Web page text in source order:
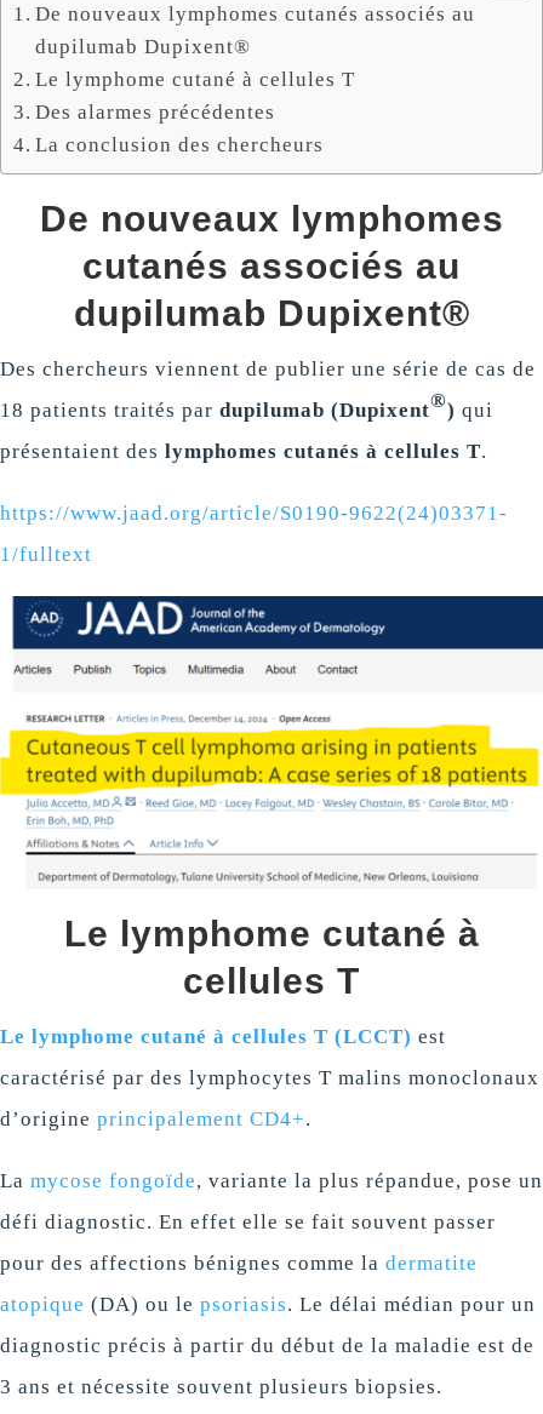
De nouveaux lymphomes cutanés associés au
dupilumab Dupixent®
Le lymphome cutané à cellules T
Des alarmes précédentes
La conclusion des chercheurs
De nouveaux lymphomes
cutanés associés au
dupilumab Dupixent®
Des chercheurs viennent de publier une série de cas de
18 patients traités par dupilumab (Dupixent®) qui
présentaient des lymphomes cutanés à cellules T.
https://www.jaad.org/article/S0190-9622(24)03371-
1/fulltext
Le lymphome cutané à
cellules T
Le lymphome cutané à cellules T (LCCT) est
caractérisé par des lymphocytes T malins monoclonaux
d’origine principalement CD4+.
La mycose fongoïde, variante la plus répandue, pose un
défi diagnostic. En effet elle se fait souvent passer
pour des affections bénignes comme la dermatite
atopique (DA) ou le psoriasis. Le délai médian pour un
diagnostic précis à partir du début de la maladie est de
3 ans et nécessite souvent plusieurs biopsies.